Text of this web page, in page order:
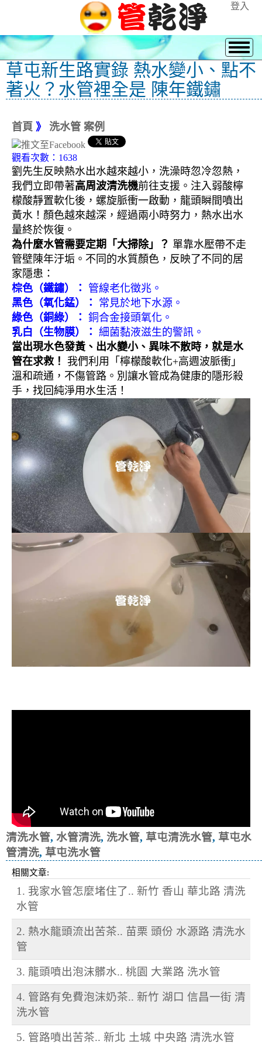
登入
草屯新生路實錄 熱水變小、點不
著火？水管裡全是 陳年鐵鏽
首頁 》 洗水管 案例
觀看次數：1638
劉先生反映熱水出水越來越小，洗澡時忽冷忽熱，
我們立即帶著高周波清洗機前往支援。注入弱酸檸
檬酸靜置軟化後，螺旋脈衝一啟動，龍頭瞬間噴出
黃水！顏色越來越深，經過兩小時努力，熱水出水
量終於恢復。
為什麼水管需要定期「大掃除」？ 單靠水壓帶不走
管壁陳年汙垢。不同的水質顏色，反映了不同的居
家隱患：
棕色（鐵鏽）：
管線老化徵兆。
黑色（氧化錳）：
常見於地下水源。
綠色（銅綠）： 銅合金接頭氧化。
乳白（生物膜）： 細菌黏液滋生的警訊。
當出現水色發黃、出水變小、異味不散時，就是水
管在求救！
我們利用「檸檬酸軟化+高週波脈衝」
溫和疏通，不傷管路。別讓水管成為健康的隱形殺
手，找回純淨用水生活！
清洗水管, 水管清洗, 洗水管, 草屯清洗水管, 草屯水
管清洗, 草屯洗水管
相關文章:
1. 我家水管怎麼堵住了.. 新竹 香山 華北路 清洗
水管
2. 熱水龍頭流出苦茶.. 苗栗 頭份 水源路 清洗水
管
3. 龍頭噴出泡沫髒水.. 桃園 大業路 洗水管
4. 管路有免費泡沫奶茶.. 新竹 湖口 信昌一街 清
洗水管
5. 管路噴出苦茶.. 新北 土城 中央路 清洗水管